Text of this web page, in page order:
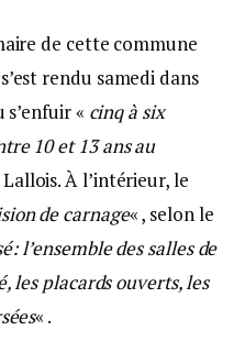
de cette commune
rendu samedi dans
s’enfuir « cinq à six
10 et 13 ans au
À l’intérieur, le
de carnage« , selon le
l’ensemble des salles de
les placards ouverts, les
« .